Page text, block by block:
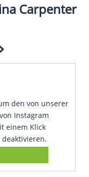
Carpenter
den von unserer
Instagram
einem Klick